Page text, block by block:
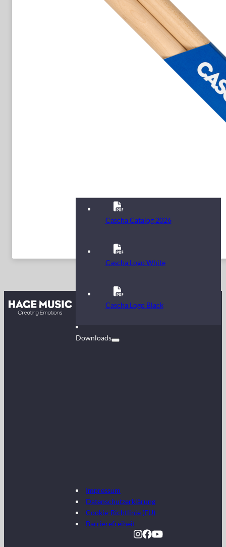
Kontakt
Downloads
Cascha Catalog 2026
Cascha Logo White
Cascha Logo Black
Impressum
Datenschutzerklärung
Cookie-Richtlinie (EU)
Barrierefreiheit